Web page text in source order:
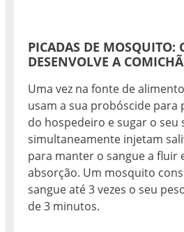
PICADAS DE MOSQUITO:
DESENVOLVE A
Uma vez na fonte de
usam a sua probóscide para
do hospedeiro e sugar o seu
simultaneamente injetam
para manter o sangue a fluir
absorção. Um mosquito
sangue até 3 vezes o seu
de 3 minutos.